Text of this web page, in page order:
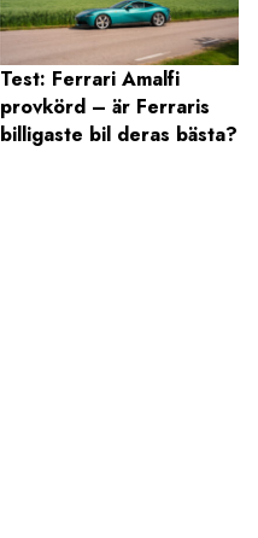
Test: Ferrari Amalfi
provkörd – är Ferraris
billigaste bil deras bästa?